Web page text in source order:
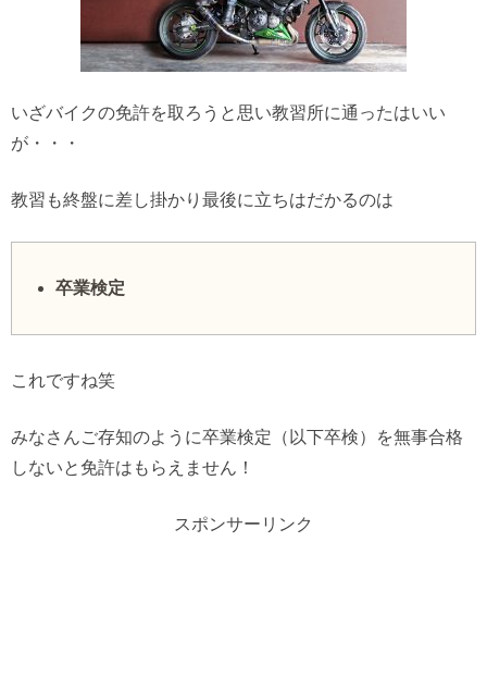
いざバイクの免許を取ろうと思い教習所に通ったはいい
が・・・
教習も終盤に差し掛かり最後に立ちはだかるのは
卒業検定
これですね笑
みなさんご存知のように卒業検定（以下卒検）を無事合格
しないと免許はもらえません！
スポンサーリンク